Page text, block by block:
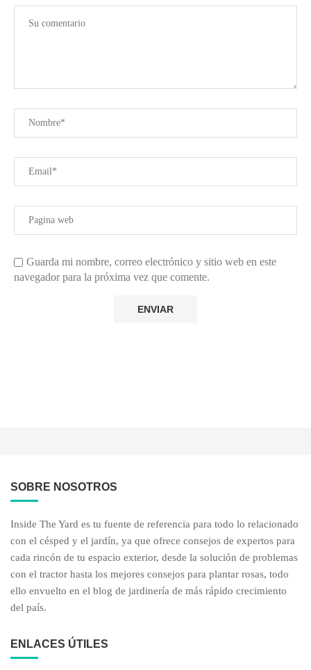
Guarda mi nombre, correo electrónico y sitio web en este
navegador para la próxima vez que comente.
SOBRE NOSOTROS
Inside The Yard es tu fuente de referencia para todo lo relacionado
con el césped y el jardín, ya que ofrece consejos de expertos para
cada rincón de tu espacio exterior, desde la solución de problemas
con el tractor hasta los mejores consejos para plantar rosas, todo
ello envuelto en el blog de jardinería de más rápido crecimiento
del país.
ENLACES ÚTILES